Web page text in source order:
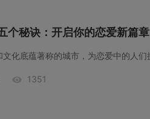
个秘诀：开启你的恋爱新篇章
1351